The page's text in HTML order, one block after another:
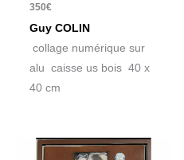
350€
Guy COLIN
collage numérique sur
alu caisse us bois 40 x
40 cm